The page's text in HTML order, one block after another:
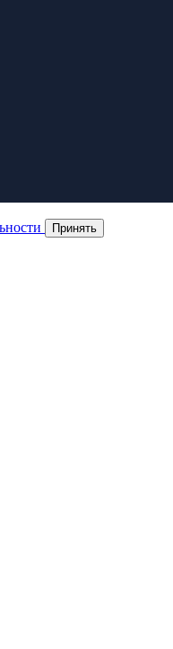
Принять